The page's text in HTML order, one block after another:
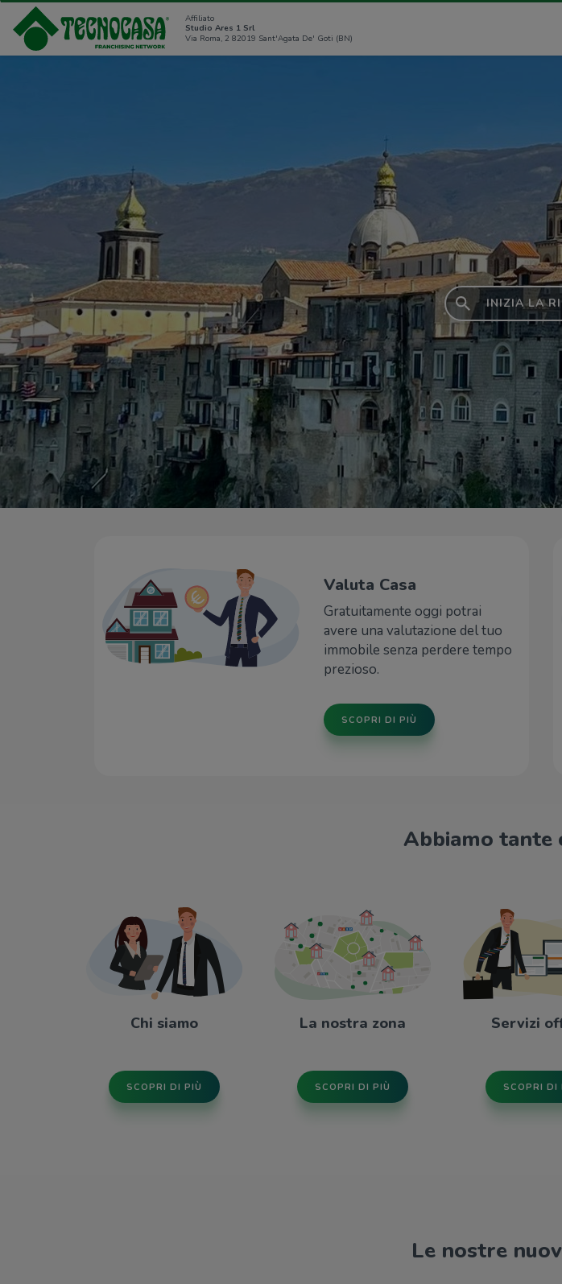
Affiliato
Studio Ares 1 Srl
Via Roma, 2 82019 Sant'Agata De' Goti (BN)
INIZIA LA
Valuta Casa
Gratuitamente oggi potrai
avere una valutazione del tuo
immobile senza perdere tempo
prezioso.
SCOPRI DI PIÙ
Abbiamo tante
Chi siamo
SCOPRI DI PIÙ
La nostra zona
SCOPRI DI PIÙ
Servizi
SCOPRI DI
Le nostre